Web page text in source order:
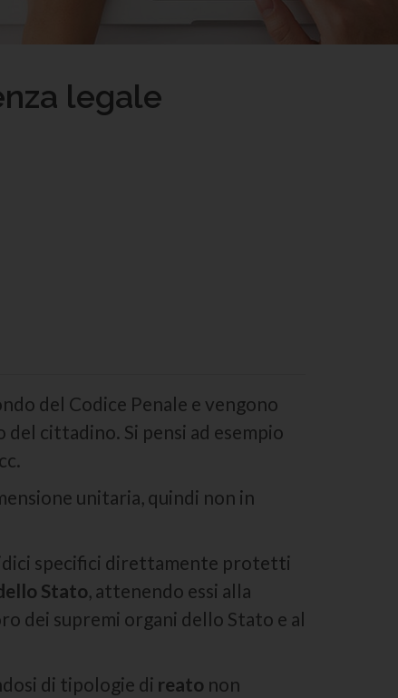
legale
del Codice Penale e vengono
cittadino. Si pensi ad esempio
unitaria, quindi non in
specifici direttamente protetti
Stato, attenendo essi alla
dei supremi organi dello Stato e al
di tipologie di reato non